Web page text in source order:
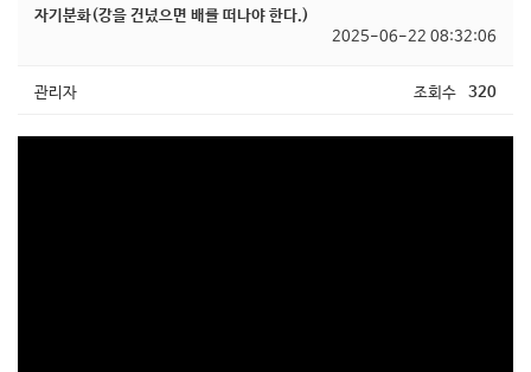
자기분화(강을 건넜으면 배를 떠나야 한다.)
2025-06-22 08:32:06
관리자 조회수 320